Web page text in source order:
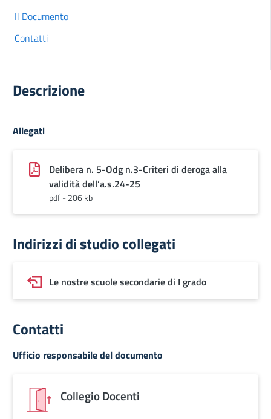
Il Documento
Contatti
Descrizione
Allegati
Delibera n. 5-Odg n.3-Criteri di deroga alla
validità dell’a.s.24-25
pdf - 206 kb
Indirizzi di studio collegati
Le nostre scuole secondarie di I grado
Contatti
Ufficio responsabile del documento
Collegio Docenti